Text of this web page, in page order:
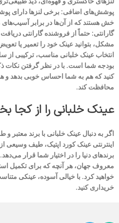
پوشش‌های اضافی: برخی لنزها دارای
خش هستند که از آن‌ها در برابر
گارانتی: حتماً از فروشنده گارانتی
مشکل، بتوانید عینک خود را تعمیر یا
انتخاب عینک خلبانی مناسب، ترکیبی از
بودجه شما است. با در نظر گرفتن نکات
کنید که هم به شما احساس خوبی بدهد و
محافظت کند.
عینک خلبانی را از کجا
اگر به دنبال عینک خلبانی با برند
اینترنتی عینک کورد اپتیک، طیف وسیعی
برندهای دنیا را در اختیار شما قرار می‌دهد.
معروف جهان، هر آنچه که برای تکمیل
خواهید کرد. با خیالی آسوده، عینکی
خریداری کنید.